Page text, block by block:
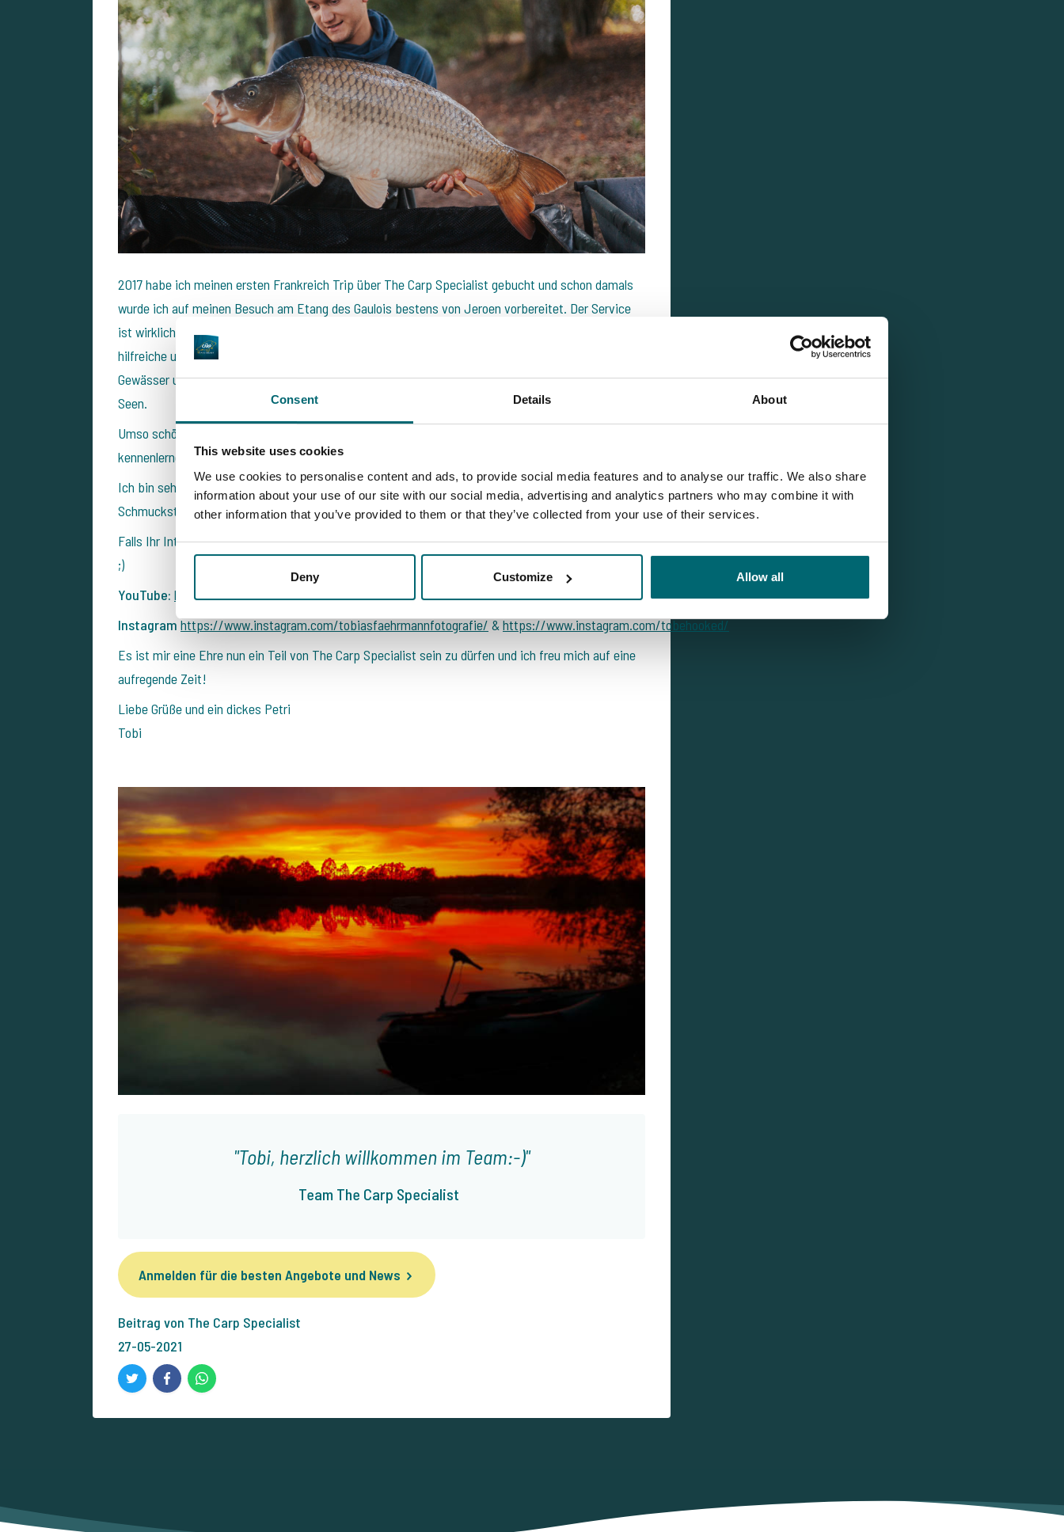
Consent Details About
This website uses cookies
We use cookies to personalise content and ads, to provide social media features and to analyse our traffic. We also share
information about your use of our site with our social media, advertising and analytics partners who may combine it with
other information that you’ve provided to them or that they’ve collected from your use of their services.
Deny Customize Allow all
2017 habe ich meinen ersten Frankreich Trip über The Carp Specialist gebucht und schon damals
wurde ich auf meinen Besuch am Etang des Gaulois bestens von Jeroen vorbereitet. Der Service
ist wirklich einzigartig! Egal welche Frage man hat, man bekommt immer eine nette, ehrliche,
hilfreiche und vor allem schnelle Rückmeldung. Seitdem fische ich jedes Jahr an einem der tollen
Gewässer und schaue schon während dem Aufenthalt nach dem nächsten Urlaub an einem der
Seen.
Umso schöner ist es für mich, dass ich jetzt sogar als Teil des Teams an die Gewässer fahren, sie
kennenlernen und Euch zeigen darf.
Ich bin sehr gespannt auf alles, was mich erwartet, welche Abenteuer ich erleben darf und was für
Schmuckstücke ich Euch in Zukunft mit Fotos und Filmen präsentieren kann.
Falls Ihr Interesse habt, was ich so mache, dann schaut gerne auf Instagram oder YouTube vorbei
;)
YouTube: https://www.youtube.com/channel/UCUkoDwPUgQURKSU0CM31iGg
Instagram https://www.instagram.com/tobiasfaehrmannfotografie/&https://www.instagram.com/tobehooked/
Es ist mir eine Ehre nun ein Teil von The Carp Specialist sein zu dürfen und ich freu mich auf eine
aufregende Zeit!
Liebe Grüße und ein dickes Petri
Tobi
Tobi, herzlich willkommen im Team:-)
Team The Carp Specialist
Anmelden für die besten Angebote und News
Beitrag von The Carp Specialist
27-05-2021